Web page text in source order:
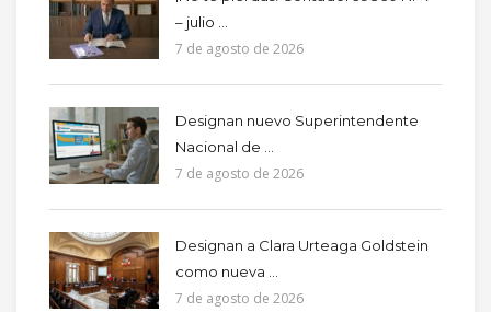
– julio ...
7 de agosto de 2026
Designan nuevo Superintendente
Nacional de ...
7 de agosto de 2026
Designan a Clara Urteaga Goldstein
como nueva ...
7 de agosto de 2026